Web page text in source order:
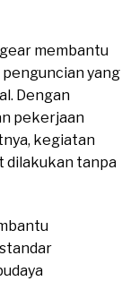
membantu
yang
Dengan
pekerjaan
kegiatan
dilakukan tanpa